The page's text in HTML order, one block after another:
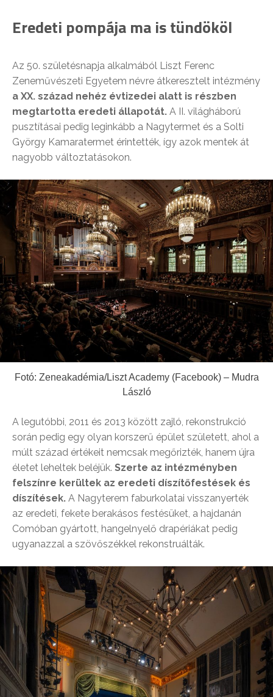
Eredeti pompája ma is tündököl
Az 50. születésnapja alkalmából Liszt Ferenc
Zeneművészeti Egyetem névre átkeresztelt intézmény
a XX. század nehéz évtizedei alatt is részben
megtartotta eredeti állapotát. A II. világháború
pusztításai pedig leginkább a Nagytermet és a Solti
György Kamaratermet érintették, így azok mentek át
nagyobb változtatásokon.
Fotó: Zeneakadémia/Liszt Academy (Facebook) – Mudra
László
A legutóbbi, 2011 és 2013 között zajló, rekonstrukció
során pedig egy olyan korszerű épület született, ahol a
múlt század értékeit nemcsak megőrizték, hanem újra
életet leheltek beléjük. Szerte az intézményben
felszínre kerültek az eredeti díszítőfestések és
díszítések. A Nagyterem faburkolatai visszanyerték
az eredeti, fekete berakásos festésüket, a hajdanán
Comóban gyártott, hangelnyelő drapériákat pedig
ugyanazzal a szövőszékkel rekonstruálták.